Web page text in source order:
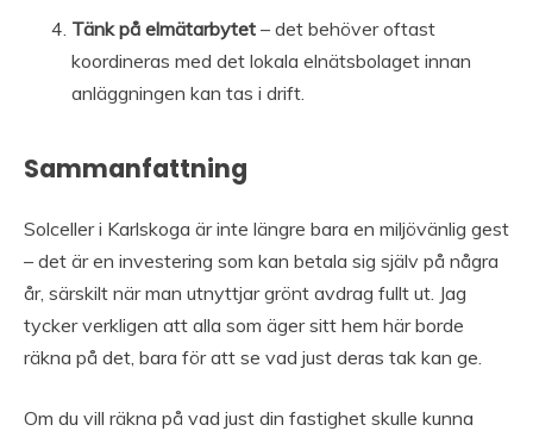
Tänk på elmätarbytet – det behöver oftast
koordineras med det lokala elnätsbolaget innan
anläggningen kan tas i drift.
Sammanfattning
Solceller i Karlskoga är inte längre bara en miljövänlig gest
– det är en investering som kan betala sig själv på några
år, särskilt när man utnyttjar grönt avdrag fullt ut. Jag
tycker verkligen att alla som äger sitt hem här borde
räkna på det, bara för att se vad just deras tak kan ge.
Om du vill räkna på vad just din fastighet skulle kunna